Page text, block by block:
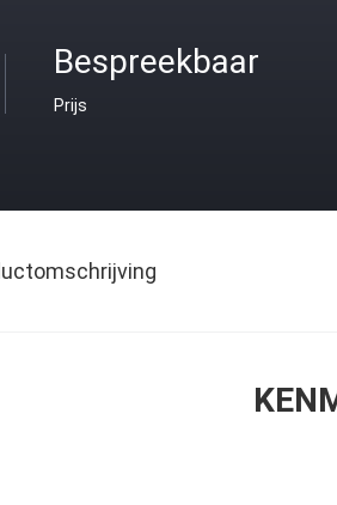
Bespreekbaar
Prijs